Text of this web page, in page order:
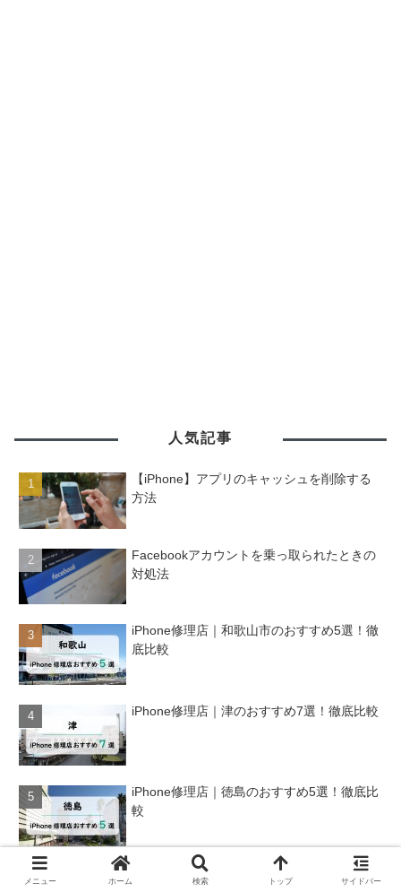
人気記事
【iPhone】アプリのキャッシュを削除する
方法
Facebookアカウントを乗っ取られたときの
対処法
iPhone修理店｜和歌山市のおすすめ5選！徹
底比較
iPhone修理店｜津のおすすめ7選！徹底比較
iPhone修理店｜徳島のおすすめ5選！徹底比
較
メニュー ホーム 検索 トップ サイドバー